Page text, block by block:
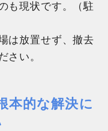
も現状です。（駐
は放置せず、撤去
さい。
本的な解決に